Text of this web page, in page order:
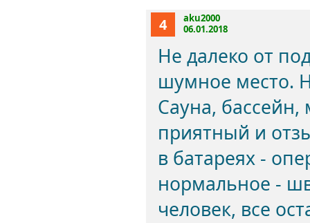
4
aku2000
06.01.2018
Не далеко от
шумное место.
Сауна,
приятный и
в батареях -
нормальное -
человек, все